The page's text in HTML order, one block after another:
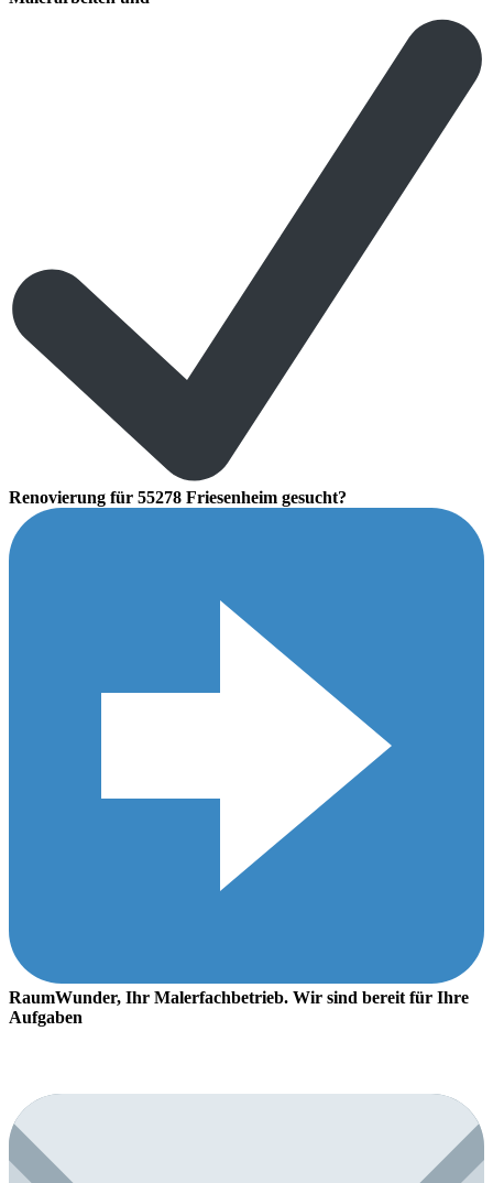
Renovierung für 55278 Friesenheim gesucht?
RaumWunder, Ihr Malerfachbetrieb. Wir sind bereit für Ihre
Aufgaben